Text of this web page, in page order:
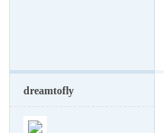
dreamtofly